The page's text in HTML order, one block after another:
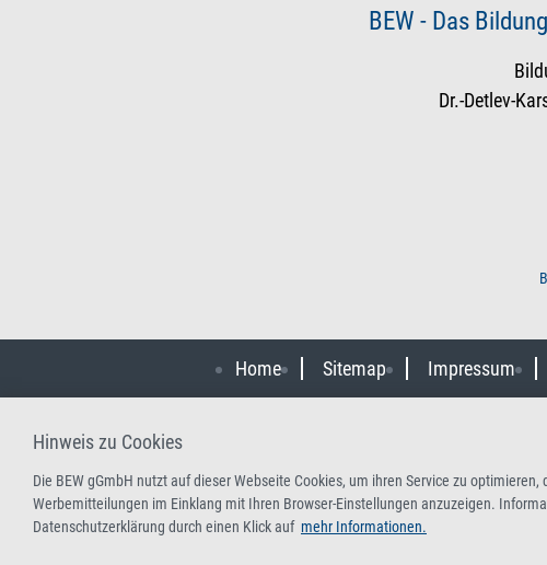
BEW - Das
Dr.-Detlev-
Home Sitemap Impressum
Hinweis zu Cookies
Die BEW gGmbH nutzt auf dieser Webseite Cookies, um ihren Service zu
Werbemitteilungen im Einklang mit Ihren Browser-Einstellungen anzuzeigen.
Datenschutzerklärung durch einen Klick auf mehr Informationen.